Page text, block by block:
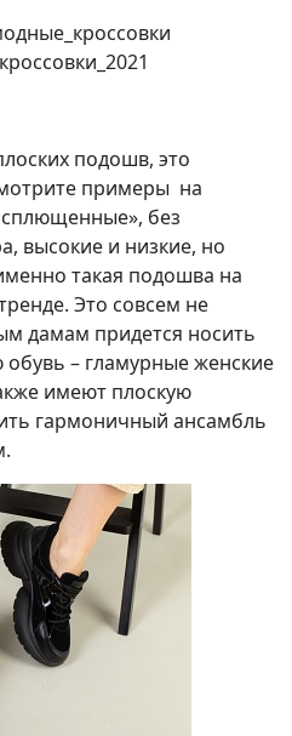
подошв, это
примеры на
без
высокие и низкие, но
такая подошва на
Это совсем не
дамам придется носить
– гламурные женские
имеют плоскую
гармоничный ансамбль